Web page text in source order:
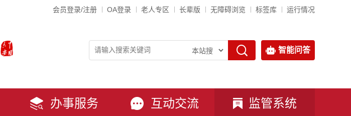
会员登录/注册 OA登录 老人专区 长辈版 无障碍浏览 标签库 运行情况
智能问答
办事服务 互动交流 监管系统